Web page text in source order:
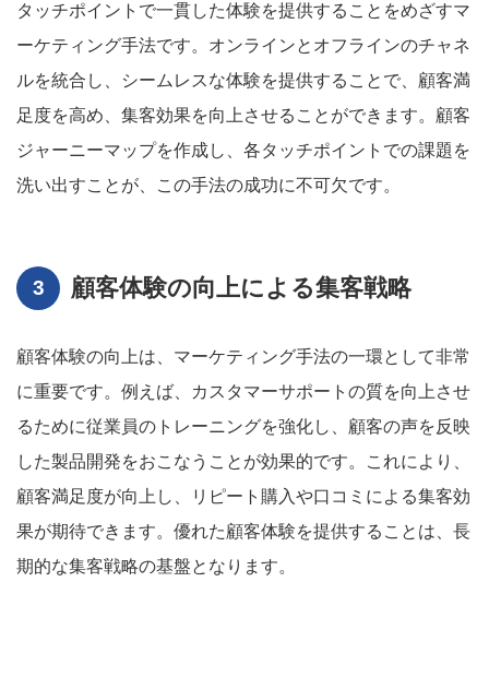
タッチポイントで一貫した体験を提供することをめざすマ
ーケティング手法です。オンラインとオフラインのチャネ
ルを統合し、シームレスな体験を提供することで、顧客満
足度を高め、集客効果を向上させることができます。顧客
ジャーニーマップを作成し、各タッチポイントでの課題を
洗い出すことが、この手法の成功に不可欠です。
顧客体験の向上による集客戦略
顧客体験の向上は、マーケティング手法の一環として非常
に重要です。例えば、カスタマーサポートの質を向上させ
るために従業員のトレーニングを強化し、顧客の声を反映
した製品開発をおこなうことが効果的です。これにより、
顧客満足度が向上し、リピート購入や口コミによる集客効
果が期待できます。優れた顧客体験を提供することは、長
期的な集客戦略の基盤となります。